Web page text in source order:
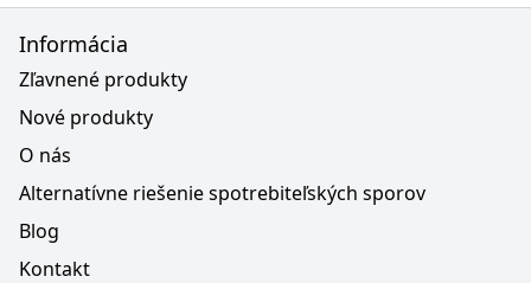
Informácia
Zľavnené produkty
Nové produkty
O nás
Alternatívne riešenie spotrebiteľských sporov
Blog
Kontakt